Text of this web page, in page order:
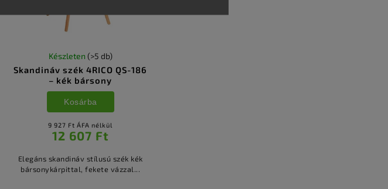
Skandináv szék 4RICO QS-186
– kék bársony
Készleten (>5 db)
9 927 Ft ÁFA nélkül
12 607 Ft
Kosárba
Elegáns skandináv stílusú szék kék
bársonykárpittal, fekete vázzal...